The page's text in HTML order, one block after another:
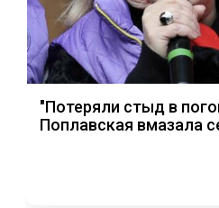
"Потеряли стыд в
Поплавская вмазала